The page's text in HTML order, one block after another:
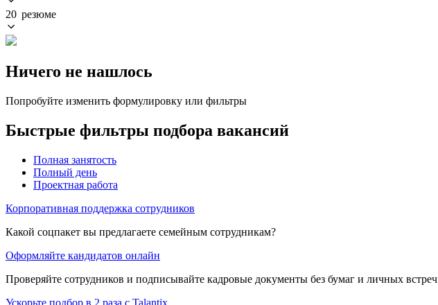
20 резюме
Ничего не нашлось
Попробуйте изменить формулировку или фильтры
Быстрые фильтры подбора вакансий
Полная занятость
Полный день
Проектная работа
Корпоративная поддержка сотрудников
Какой соцпакет вы предлагаете семейным сотрудникам?
Оформляйте кандидатов онлайн
Проверяйте сотрудников и подписывайте кадровые документы без бумаг и личных встреч
Ускорьте подбор в 2 раза с Talantix